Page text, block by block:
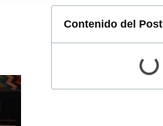
Contenido del Post